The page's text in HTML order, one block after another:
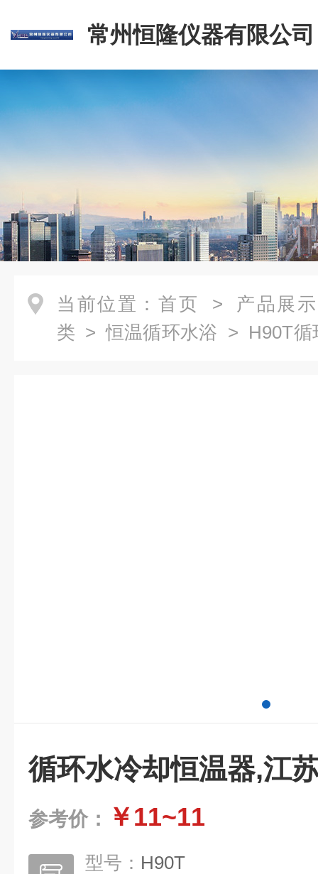
常州恒隆仪器有限公司
当前位置： 首页 > 产品展示
类 >恒温循环水浴 > H90T循
循环水冷却恒温器,江
参考价： ￥11~11
型号： H90T